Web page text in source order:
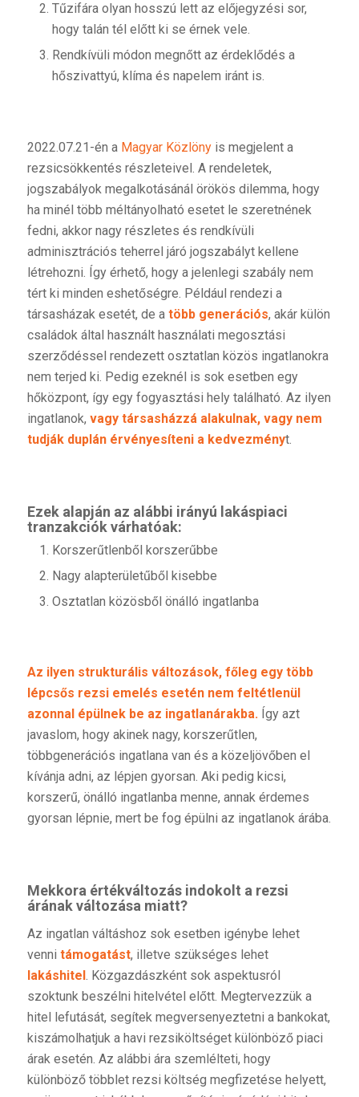
Tűzifára olyan hosszú lett az előjegyzési sor,
hogy talán tél előtt ki se érnek vele.
Rendkívüli módon megnőtt az érdeklődés a
hőszivattyú, klíma és napelem iránt is.
2022.07.21-én a Magyar Közlönyis megjelent a
rezsicsökkentés részleteivel. A rendeletek,
jogszabályok megalkotásánál örökös dilemma, hogy
ha minél több méltányolható esetet le szeretnének
fedni, akkor nagy részletes és rendkívüli
adminisztrációs teherrel járó jogszabályt kellene
létrehozni. Így érhető, hogy a jelenlegi szabály nem
tért ki minden eshetőségre. Például rendezi a
társasházak esetét, de a több generációs, akár külön
családok által használt használati megosztási
szerződéssel rendezett osztatlan közös ingatlanokra
nem terjed ki. Pedig ezeknél is sok esetben egy
hőközpont, így egy fogyasztási hely található. Az ilyen
ingatlanok, vagy társasházzá alakulnak, vagy nem
tudják duplán érvényesíteni a kedvezményt.
Ezek alapján az alábbi irányú lakáspiaci
tranzakciók várhatóak:
Korszerűtlenből korszerűbbe
Nagy alapterületűből kisebbe
Osztatlan közösből önálló ingatlanba
Az ilyen strukturális változások, főleg egy több
lépcsős rezsi emelés esetén nem feltétlenül
azonnal épülnek be az ingatlanárakba.Így azt
javaslom, hogy akinek nagy, korszerűtlen,
többgenerációs ingatlana van és a közeljövőben el
kívánja adni, az lépjen gyorsan. Aki pedig kicsi,
korszerű, önálló ingatlanba menne, annak érdemes
gyorsan lépnie, mert be fog épülni az ingatlanok árába.
Mekkora értékváltozás indokolt a rezsi
árának változása miatt?
Az ingatlan váltáshoz sok esetben igénybe lehet
venni támogatást, illetve szükséges lehet
lakáshitel . Közgazdászként sok aspektusról
szoktunk beszélni hitelvétel előtt. Megtervezzük a
hitel lefutását, segítek megversenyeztetni a bankokat,
kiszámolhatjuk a havi rezsiköltséget különböző piaci
árak esetén. Az alábbi ára szemlélteti, hogy
különböző többlet rezsi költség megfizetése helyett,